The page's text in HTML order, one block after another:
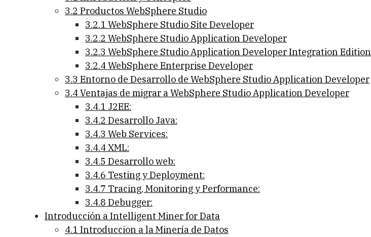
3.2 Productos WebSphere Studio
3.2.1 WebSphere Studio Site Developer
3.2.2 WebSphere Studio Application Developer
3.2.3 WebSphere Studio Application Developer Integration Edition
3.2.4 WebSphere Enterprise Developer
3.3 Entorno de Desarrollo de WebSphere Studio Application Developer
3.4 Ventajas de migrar a WebSphere Studio Application Developer
3.4.1 J2EE:
3.4.2 Desarrollo Java:
3.4.3 Web Services:
3.4.4 XML:
3.4.5 Desarrollo web:
3.4.6 Testing y Deployment:
3.4.7 Tracing, Monitoring y Performance:
3.4.8 Debugger:
Introducción a Intelligent Miner for Data
4.1 Introduccion a la Minería de Datos